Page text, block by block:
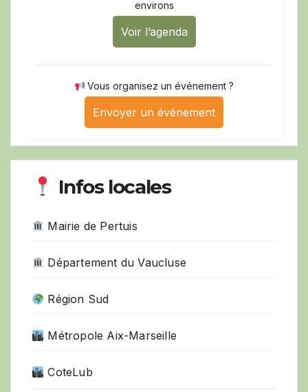
environs
Voir l’agenda
Vous organisez un événement ?
Envoyer un événement
Infos locales
Mairie de Pertuis
Département du Vaucluse
Région Sud
Métropole Aix-Marseille
CoteLub